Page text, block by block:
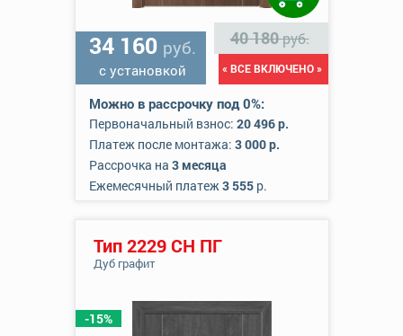
34 160 руб.
с установкой
40 180руб.
« ВСЕ ВКЛЮЧЕНО »
Можно в рассрочку под 0%:
Первоначальный взнос: 20 496 р.
Платеж после монтажа: 3 000 р.
Рассрочка на 3 месяца
Ежемесячный платеж3 555р.
-15%
Тип 2229 СН ПГ
Дуб графит